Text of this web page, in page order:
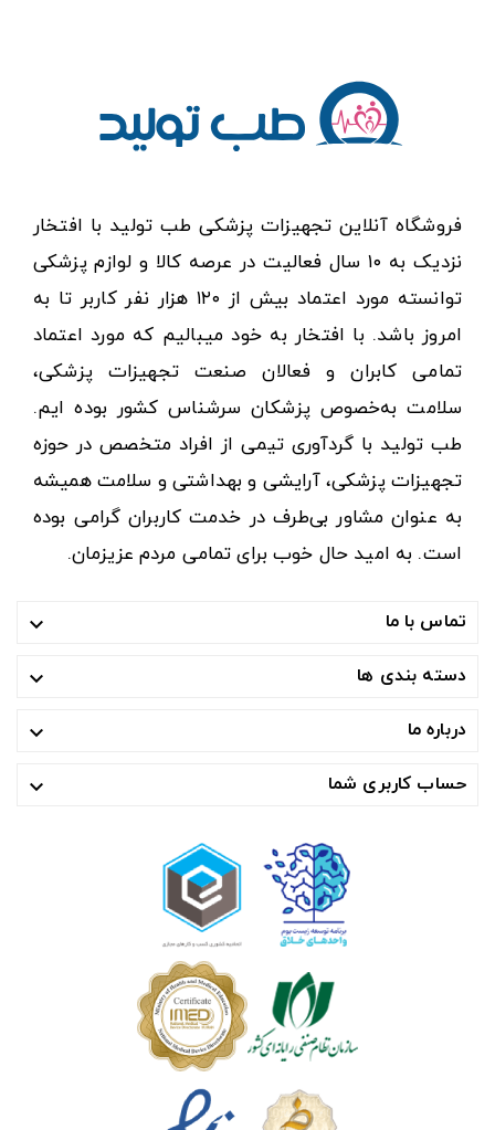
فروشگاه آنلاین تجهیزات پزشکی طب تولید با افتخار
نزدیک به ۱۰ سال فعالیت در عرصه کالا و لوازم پزشکی
توانسته مورد اعتماد بیش از ۱۲۰ هزار نفر کاربر تا به
امروز باشد. با افتخار به خود میبالیم که مورد اعتماد
تمامی کابران و فعالان صنعت تجهیزات پزشکی،
سلامت به‌خصوص پزشکان سرشناس کشور بوده ایم.
طب تولید با گردآوری تیمی از افراد متخصص در حوزه
تجهیزات پزشکی، آرایشی و بهداشتی و سلامت همیشه
به عنوان مشاور بی‌طرف در خدمت کاربران گرامی بوده
است. به امید حال خوب برای تمامی مردم عزیزمان.
تماس با ما 
دسته بندی ها 
درباره ما 
حساب کاربری شما 